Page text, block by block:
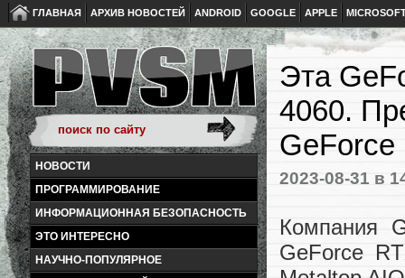
ГЛАВНАЯ АРХИВ НОВОСТЕЙ ANDROID GOOGLE APPLE
НОВОСТИ
ПРОГРАММИРОВАНИЕ
ИНФОРМАЦИОННАЯ БЕЗОПАСНОСТЬ
ЭТО ИНТЕРЕСНО
НАУЧНО-ПОПУЛЯРНОЕ
Эта
4060.
GeForce
2023-08-31 в
Компания
GeForce